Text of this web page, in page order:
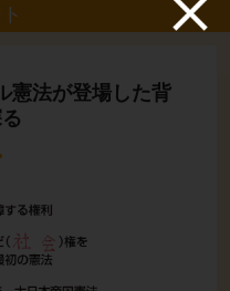
法が登場した背